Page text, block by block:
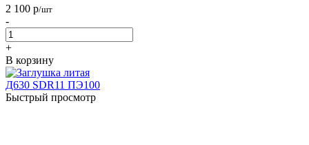
2 100 р/шт
-
+
В корзину
Быстрый просмотр